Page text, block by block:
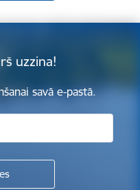
uzzina!
savā e-pastā.